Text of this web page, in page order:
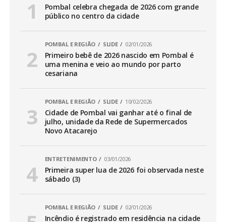
Pombal celebra chegada de 2026 com grande
público no centro da cidade
POMBAL E REGIÃO SLIDE 02/01/2026
Primeiro bebê de 2026 nascido em Pombal é
uma menina e veio ao mundo por parto
cesariana
POMBAL E REGIÃO SLIDE 10/02/2026
Cidade de Pombal vai ganhar até o final de
julho, unidade da Rede de Supermercados
Novo Atacarejo
ENTRETENIMENTO 03/01/2026
Primeira super lua de 2026 foi observada neste
sábado (3)
POMBAL E REGIÃO SLIDE 02/01/2026
Incêndio é registrado em residência na cidade